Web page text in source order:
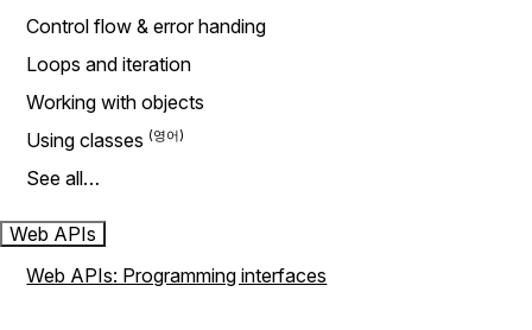
Control flow & error handing
Loops and iteration
Working with objects
Using classes
See all…
Web APIs
Web APIs: Programming interfaces